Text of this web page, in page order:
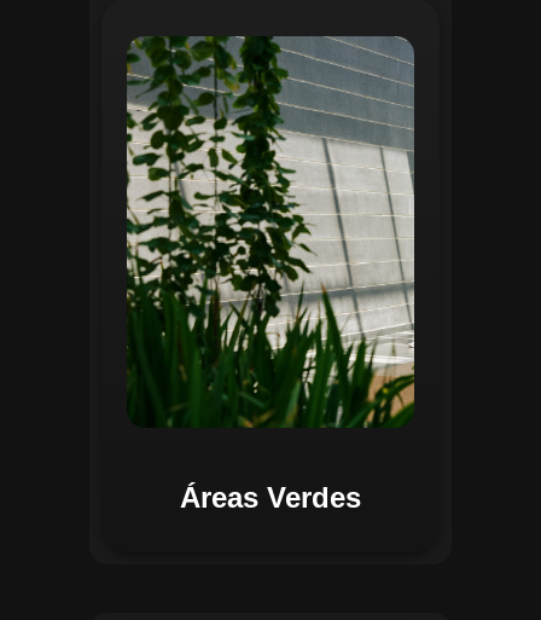
Áreas Verdes
O módulo de Gestão de Áreas Verdes do
Regente aplica tecnologias avançadas de
geoprocessamento para mapear e
monitorar espaços verdes, registrando
localização, tipo de vegetação e estado
de conservação. Ele organiza fluxos de
manutenção e garante que as atividades
sejam realizadas de forma eficiente e
programada. Relatórios analíticos ajudam
a avaliar ações realizadas, promovendo a
sustentabilidade e o uso estratégico do
espaço urbano.